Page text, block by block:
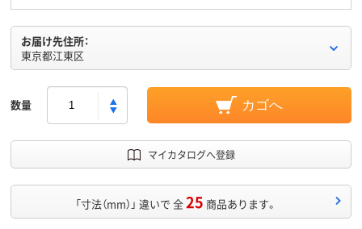
お届け先住所：
東京都江東区
数量 カゴへ
マイカタログへ登録
「寸法（mm）」 違いで 全25 商品あります。